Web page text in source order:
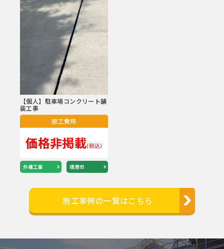
【個人】駐車場コンクリート舗
装工事
施工費用
価格非掲載(税込)
外構工事 境港市
施工事例の一覧はこちら